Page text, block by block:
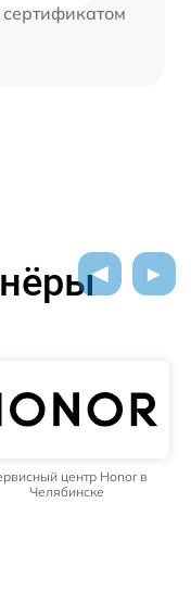
центр Honor в
Челябинске